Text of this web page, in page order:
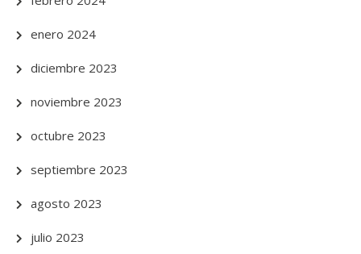
enero 2024
diciembre 2023
noviembre 2023
octubre 2023
septiembre 2023
agosto 2023
julio 2023